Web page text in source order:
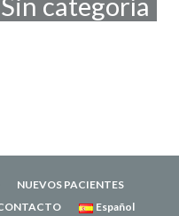
Sin categoría
NUEVOS PACIENTES